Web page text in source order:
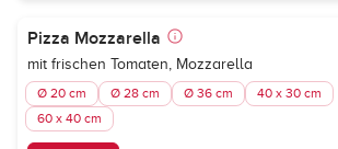
Pizza Mozzarella
mit frischen Tomaten, Mozzarella
Ø 20 cm Ø 28 cm Ø 36 cm
40 x 30 cm
60 x 40 cm